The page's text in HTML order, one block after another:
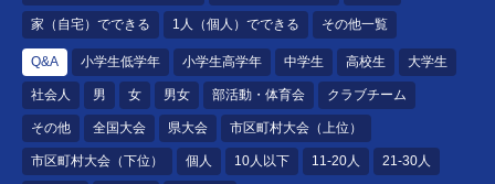
家（自宅）でできる 1人（個人）でできる その他一覧
Q&A 小学生低学年 小学生高学年 中学生 高校生 大学生
社会人 男 女 男女 部活動・体育会 クラブチーム
その他 全国大会 県大会 市区町村大会（上位）
市区町村大会（下位） 個人 10人以下 11-20人 21-30人